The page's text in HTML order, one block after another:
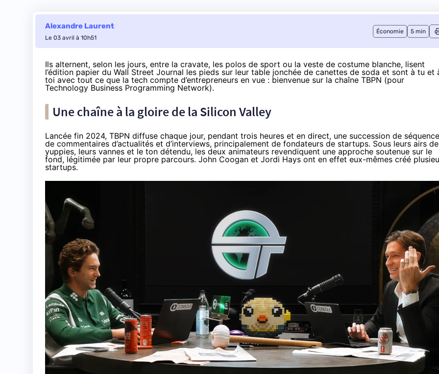
Alexandre Laurent
Le 03 avril à 10h51
Économie 5 min
Ils alternent, selon les jours, entre la cravate, les polos de sport ou la veste de costume blanche, lisent
l’édition papier du Wall Street Journal les pieds sur leur table jonchée de canettes de soda et sont à tu et
toi avec tout ce que la tech compte d’entrepreneurs en vue : bienvenue sur la chaîne TBPN (pour
Technology Business Programming Network).
Une chaîne à la gloire de la Silicon Valley
Lancée fin 2024, TBPN diffuse chaque jour, pendant trois heures et en direct, une succession de
de commentaires d’actualités et d’interviews, principalement de fondateurs de startups. Sous leurs airs de
yuppies, leurs vannes et le ton détendu, les deux animateurs revendiquent une approche soutenue sur le
fond, légitimée par leur propre parcours. John Coogan et Jordi Hays ont en effet eux-mêmes créé
startups.